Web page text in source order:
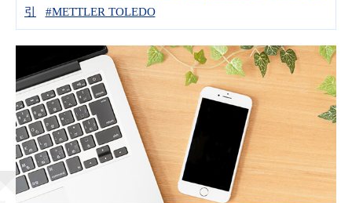
引
#METTLER TOLEDO